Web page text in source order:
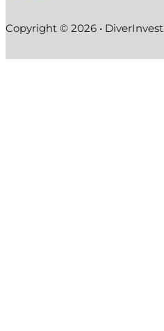
Copyright © 2026 • DiverInvest